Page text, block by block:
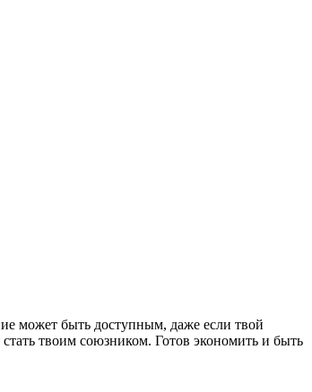
может быть доступным, даже если твой
твоим союзником. Готов экономить и быть